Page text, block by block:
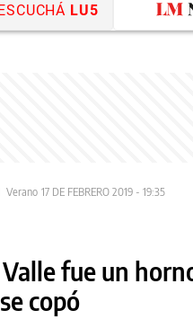
LU5
Verano 17 DE FEBRERO 2019 - 19:35
fue un
copó